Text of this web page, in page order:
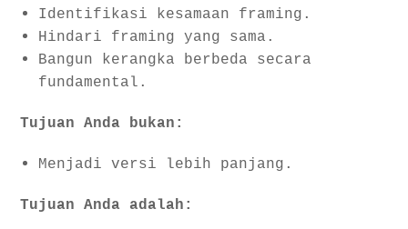
Identifikasi kesamaan framing.
Hindari framing yang sama.
Bangun kerangka berbeda secara
fundamental.
Tujuan Anda bukan:
Menjadi versi lebih panjang.
Tujuan Anda adalah: